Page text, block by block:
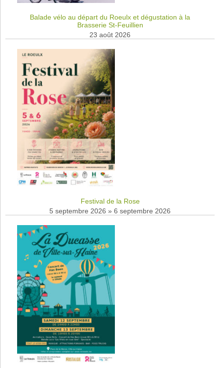
Balade vélo au départ du Roeulx et dégustation à la
Brasserie St-Feuillien
23 août 2026
Festival de la Rose
5 septembre 2026 » 6 septembre 2026